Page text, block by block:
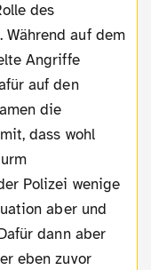
des
Während auf dem
Angriffe
auf den
die
dass wohl
Polizei wenige
aber und
dann aber
eben zuvor